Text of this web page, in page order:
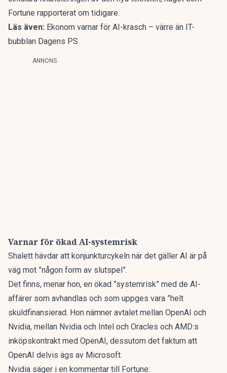
Fortune rapporterat om tidigare.
Läs även: Ekonom varnar för AI-krasch – värre än IT-
bubblan Dagens PS
ANNONS
Varnar för ökad AI-systemrisk
Shalett hävdar att konjunkturcykeln när det gäller AI är på
väg mot ”någon form av slutspel”.
Det finns, menar hon, en ökad ”systemrisk” med de AI-
affärer som avhandlas och som uppges vara ”helt
skuldfinansierad. Hon nämner avtalet mellan OpenAI och
Nvidia, mellan Nvidia och Intel och Oracles och AMD:s
inköpskontrakt med OpenAI, dessutom det faktum att
OpenAI delvis ägs av Microsoft.
Nvidia säger i en kommentar till Fortune: